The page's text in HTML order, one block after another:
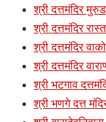
श्री दत्तमंदिर मुरुड
श्री दत्तमंदिर
श्री दत्तमंदिर
श्री दत्तमंदिर
श्री भटगाव
श्री भणगे दत्त